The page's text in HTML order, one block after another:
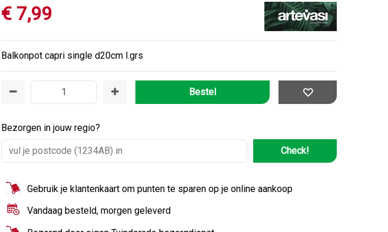
€ 7,99
Balkonpot capri single d20cm l.grs
Bezorgen in jouw regio?
Check!
Gebruik je klantenkaart om punten te sparen op je online aankoop
Vandaag besteld, morgen geleverd